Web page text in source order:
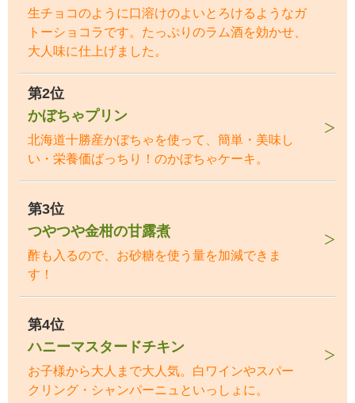
生チョコのように口溶けのよいとろけるようなガ
トーショコラです。たっぷりのラム酒を効かせ、
大人味に仕上げました。
第2位
かぼちゃプリン
北海道十勝産かぼちゃを使って、簡単・美味し
い・栄養価ばっちり！のかぼちゃケーキ。
第3位
つやつや金柑の甘露煮
酢も入るので、お砂糖を使う量を加減できま
す！
第4位
ハニーマスタードチキン
お子様から大人まで大人気。白ワインやスパー
クリング・シャンパーニュといっしょに。